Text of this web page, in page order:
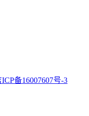
ICP备16007607号-3